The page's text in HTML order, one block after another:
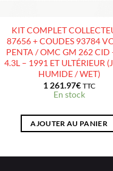
KIT COMPLET
87656 + COUDES 93784
PENTA / OMC GM 262 CID
4.3L – 1991 ET ULTÉRIEUR
HUMIDE / WET)
1 261.97€ TTC
En stock
AJOUTER AU PANIER